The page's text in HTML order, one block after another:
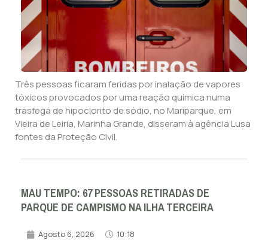
Três pessoas ficaram feridas por inalação de vapores
tóxicos provocados por uma reação química numa
trasfega de hipoclorito de sódio, no Mariparque, em
Vieira de Leiria, Marinha Grande, disseram à agência Lusa
fontes da Proteção Civil.
MAU TEMPO: 67 PESSOAS RETIRADAS DE
PARQUE DE CAMPISMO NA ILHA TERCEIRA
Agosto 6, 2026 10:18